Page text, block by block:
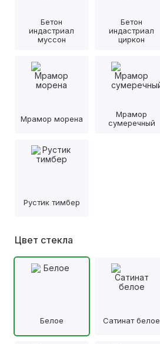
Бетон
индастриал
муссон
Бетон
индастриал
циркон
Мрамор морена
Мрамор
сумеречный
Рустик тимбер
Цвет стекла
Белое Сатинат белое